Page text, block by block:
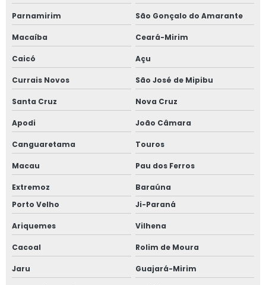
Parnamirim São Gonçalo do Amarante
Macaíba Ceará-Mirim
Caicó Açu
Currais Novos São José de Mipibu
Santa Cruz Nova Cruz
Apodi João Câmara
Canguaretama Touros
Macau Pau dos Ferros
Extremoz
Baraúna
Porto Velho
Ji-Paraná
Ariquemes Vilhena
Cacoal Rolim de Moura
Jaru Guajará-Mirim